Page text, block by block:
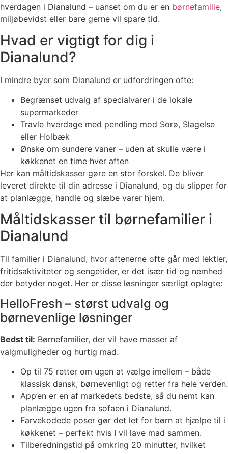
hverdagen i Dianalund – uanset om du er en børnefamilie,
miljøbevidst eller bare gerne vil spare tid.
Hvad er vigtigt for dig i
Dianalund?
I mindre byer som Dianalund er udfordringen ofte:
Begrænset udvalg af specialvarer i de lokale
supermarkeder
Travle hverdage med pendling mod Sorø, Slagelse
eller Holbæk
Ønske om sundere vaner – uden at skulle være i
køkkenet en time hver aften
Her kan måltidskasser gøre en stor forskel. De bliver
leveret direkte til din adresse i Dianalund, og du slipper for
at planlægge, handle og slæbe varer hjem.
Måltidskasser til børnefamilier i
Dianalund
Til familier i Dianalund, hvor aftenerne ofte går med lektier,
fritidsaktiviteter og sengetider, er det især tid og nemhed
der betyder noget. Her er disse løsninger særligt oplagte:
HelloFresh – størst udvalg og
børnevenlige løsninger
Bedst til: Børnefamilier, der vil have masser af
valgmuligheder og hurtig mad.
Op til 75 retter om ugen at vælge imellem – både
klassisk dansk, børnevenligt og retter fra hele verden.
App’en er en af markedets bedste, så du nemt kan
planlægge ugen fra sofaen i Dianalund.
Farvekodede poser gør det let for børn at hjælpe til i
køkkenet – perfekt hvis I vil lave mad sammen.
Tilberedningstid på omkring 20 minutter, hvilket